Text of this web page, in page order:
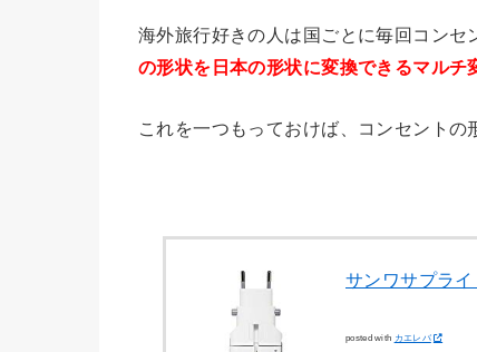
海外旅行好きの人は国ごとに毎回コン
の形状を日本の形状に変換できるマルチ
これを一つもっておけば、コンセントの
サンワサプラ
posted with カエレバ